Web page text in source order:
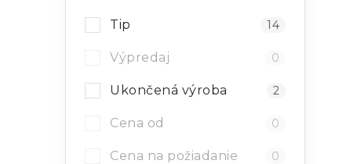
Tip 14
Výpredaj 0
Ukončená výroba 2
Cena od 0
Cena na požiadanie 0